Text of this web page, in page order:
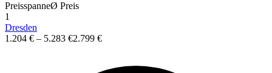
PreisspanneØ Preis
1
Dresden
1.204 € – 5.283 €2.799 €